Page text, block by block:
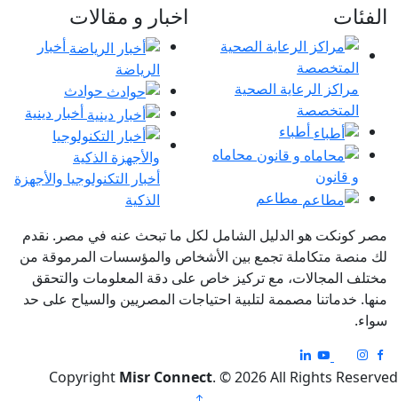
الفئات
مراكز الرعاية الصحية
المتخصصة
أطباء
محاماه
و قانون
مطاعم
اخبار و مقالات
أخبار
الرياضة
حوادث
أخبار دينية
أخبار التكنولوجيا والأجهزة
الذكية
مصر كونكت هو الدليل الشامل لكل ما تبحث عنه في مصر. نقدم
لك منصة متكاملة تجمع بين الأشخاص والمؤسسات المرموقة من
مختلف المجالات، مع تركيز خاص على دقة المعلومات والتحقق
منها. خدماتنا مصممة لتلبية احتياجات المصريين والسياح على حد
سواء.
Copyright Misr Connect. © 2026 All Rights Reserved